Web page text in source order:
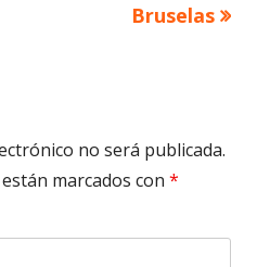
Bruselas
no será publicada.
marcados con *